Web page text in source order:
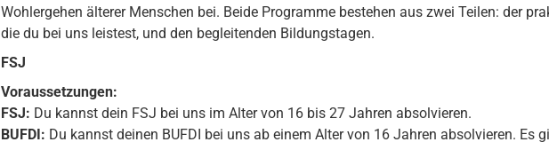
Wohlergehen älterer Menschen bei. Beide Programme bestehen aus zwei Teilen: der
die du bei uns leistest, und den begleitenden Bildungstagen.
FSJ
Voraussetzungen:
FSJ: Du kannst dein FSJ bei uns im Alter von 16 bis 27 Jahren absolvieren.
BUFDI: Du kannst deinen BUFDI bei uns ab einem Alter von 16 Jahren absolvieren. Es